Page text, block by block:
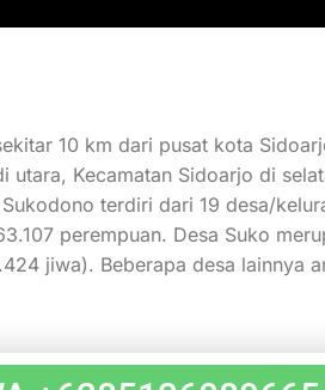
10 km dari pusat kota
Kecamatan Sidoarjo di
terdiri dari 19 desa/
perempuan. Desa Suko
jiwa). Beberapa desa lainnya